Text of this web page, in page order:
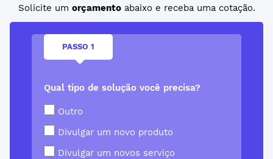
Solicite um orçamentoabaixo e receba uma cotação.
PASSO 1
Qual tipo de solução você precisa?
Outro
Divulgar um novo produto
Divulgar um novos serviço